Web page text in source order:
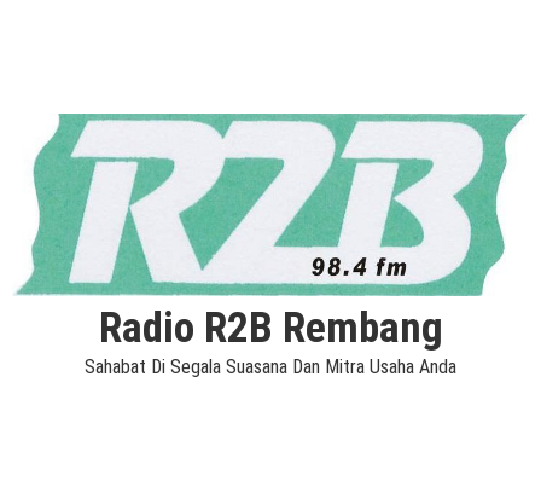
Radio R2B Rembang
Sahabat Di Segala Suasana Dan Mitra Usaha Anda